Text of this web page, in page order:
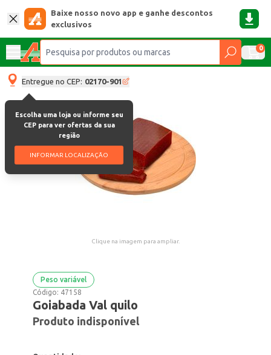
Baixe nosso novo app e ganhe descontos
exclusivos
0
Entregue no CEP: 02170-901
Escolha uma loja ou informe seu
CEP para ver ofertas da sua
região
INFORMAR LOCALIZAÇÃO
Clique na imagem para ampliar.
Peso variável
Código: 47158
Goiabada Val quilo
Produto indisponível